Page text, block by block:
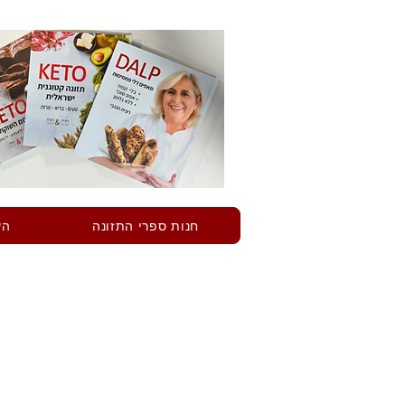
חנות ספרי התזונה